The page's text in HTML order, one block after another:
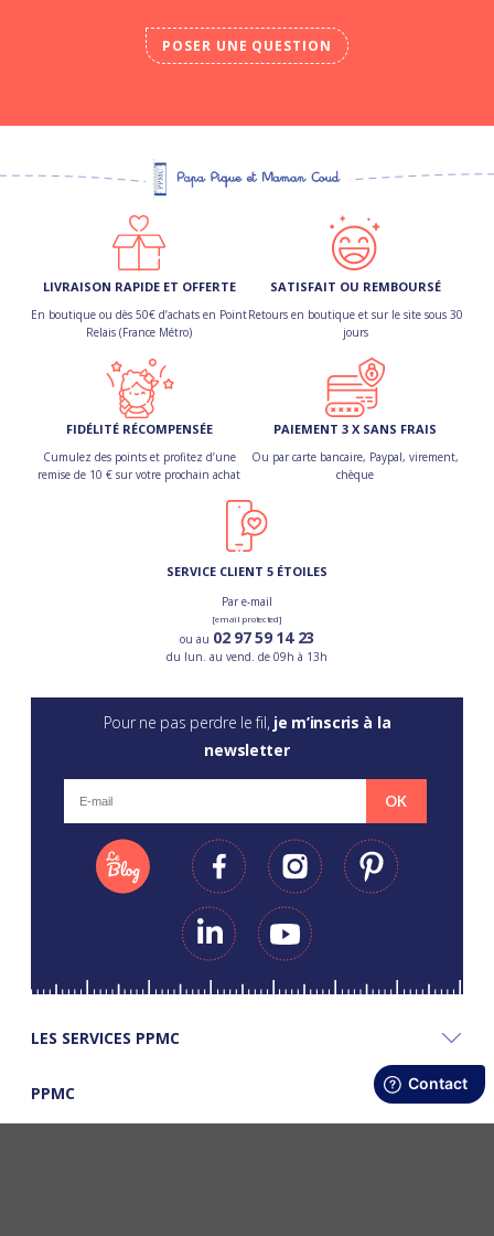
POSER UNE QUESTION
LIVRAISON RAPIDE ET OFFERTE
En boutique ou dès 50€ d’achats en Point
Relais (France Métro)
SATISFAIT OU REMBOURSÉ
Retours en boutique et sur le site sous 30
jours
FIDÉLITÉ RÉCOMPENSÉE
Cumulez des points et profitez d’une
remise de 10 € sur votre prochain achat
PAIEMENT 3 X SANS FRAIS
Ou par carte bancaire, Paypal, virement,
chèque
SERVICE CLIENT 5 ÉTOILES
Par e-mail
[email protected]
ou au 02 97 59 14 23
du lun. au vend. de 09h à 13h
Pour ne pas perdre le fil, je m’inscris à la
newsletter
OK
LES SERVICES PPMC
PPMC